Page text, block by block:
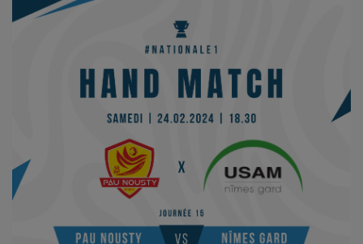
NOS PROGRAMMES COURTS
ARCHIVES - SAISONS PASSÉES
VOS ÉMISSIONS EN IMAGES
PHOTOS